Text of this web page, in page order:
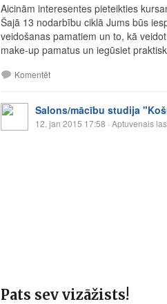
Aicinām interesentes pieteikties
Šajā 13 nodarbību ciklā Jums būs
veidošanas pamatiem un to, kā
make-up pamatus un iegūsiet
Komentēt
Salons/mācību studija
12. jan 2015 17:58 · Aptuvenais
Pats sev vizāžists!